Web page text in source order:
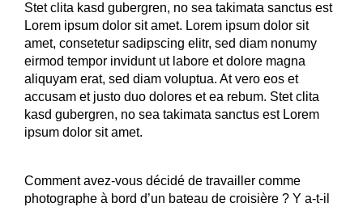
Stet clita kasd gubergren, no sea takimata sanctus est
Lorem ipsum dolor sit amet. Lorem ipsum dolor sit
amet, consetetur sadipscing elitr, sed diam nonumy
eirmod tempor invidunt ut labore et dolore magna
aliquyam erat, sed diam voluptua. At vero eos et
accusam et justo duo dolores et ea rebum. Stet clita
kasd gubergren, no sea takimata sanctus est Lorem
ipsum dolor sit amet.
Comment avez-vous décidé de travailler comme
photographe à bord d’un bateau de croisière ? Y a-t-il